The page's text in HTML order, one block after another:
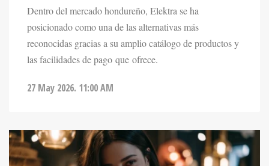
posicionado como una de las alternativas más
reconocidas gracias a su amplio catálogo de productos y
las facilidades de pago que ofrece.